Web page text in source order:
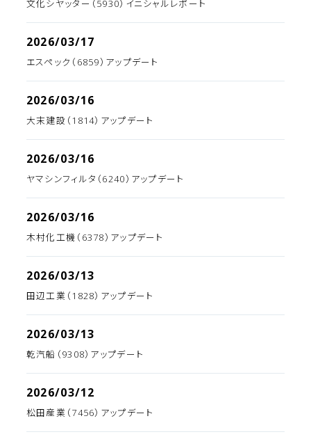
文化シヤッター（5930）イニシャルレポート
2026/03/17
エスペック（6859）アップデート
2026/03/16
大末建設（1814）アップデート
2026/03/16
ヤマシンフィルタ（6240）アップデート
2026/03/16
木村化工機（6378）アップデート
2026/03/13
田辺工業（1828）アップデート
2026/03/13
乾汽船（9308）アップデート
2026/03/12
松田産業（7456）アップデート